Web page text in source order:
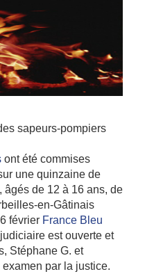
sapeurs-pompiers
ont été commises
une quinzaine de
âgés de 12 à 16 ans, de
en-Gâtinais
février France Bleu
est ouverte et
Stéphane G. et
par la justice.